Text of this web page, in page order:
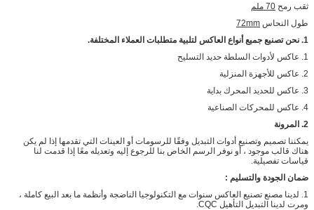
ثقب رمح 70 ملم
طول النحاس 72mm
1. نحن تصنيع جميع أنواع العاكس لتلبية متطلبات العملاء المختلفة.
1. عاكس لأدوات السلطة حديد التسليح
2. عاكس للأجهزة المنزلية
3. عاكس للحديد المحرك بداية
4. عاكس للمحركات الصناعية
2. المرونة
يمكننا تصميم وتصنيع أدوات التبديل وفقًا للرسومات أو العينات التي تقدمها إذا لم يكن
هناك قالب موجود ، أو نوفر الرسم الخاص بنا للرجوع إليه وتعديله معًا إذا قدمت لنا
قياسات تفصيلية.
ضمان الجودة والتسليم :
1. لدينا مصنع تصنيع العاكس سنوات مع التكنولوجيا الناضجة وأنظمة ما بعد البيع كاملة ،
ومرت لدينا التبديل التأهيل CQC.